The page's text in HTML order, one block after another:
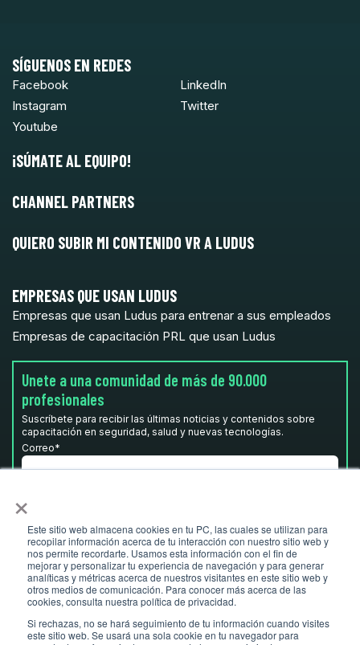
×
Este sitio web almacena cookies en tu PC, las cuales se utilizan para
recopilar información acerca de tu interacción con nuestro sitio web y
nos permite recordarte. Usamos esta información con el fin de
mejorar y personalizar tu experiencia de navegación y para generar
analíticas y métricas acerca de nuestros visitantes en este sitio web y
otros medios de comunicación. Para conocer más acerca de las
cookies, consulta nuestra política de privacidad.
Si rechazas, no se hará seguimiento de tu información cuando visites
este sitio web. Se usará una sola cookie en tu navegador para
SÍGUENOS EN REDES
Facebook
LinkedIn
Instagram
Twitter
Youtube
¡SÚMATE AL EQUIPO!
CHANNEL PARTNERS
QUIERO SUBIR MI CONTENIDO VR A LUDUS
EMPRESAS QUE USAN LUDUS
Empresas que usan Ludus para entrenar a sus empleados
Empresas de capacitación PRL que usan Ludus
Unete a una comunidad de más de 90.000
profesionales
Suscríbete para recibir las últimas noticias y contenidos sobre
capacitación en seguridad, salud y nuevas tecnologías.
Correo*